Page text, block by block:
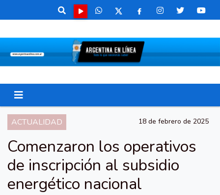
ACTUALIDAD 18 de febrero de 2025
Comenzaron los operativos
de inscripción al subsidio
energético nacional